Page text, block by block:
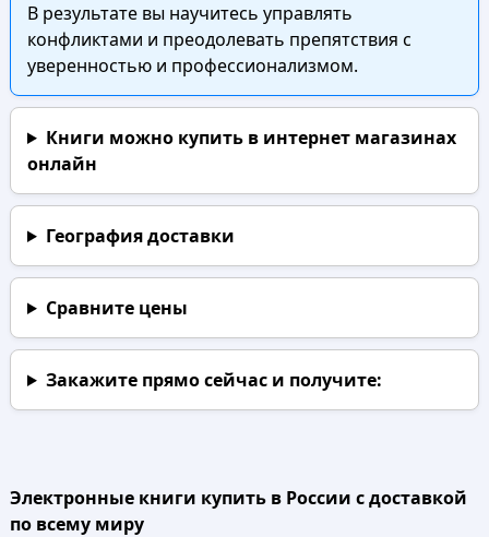
В результате вы научитесь управлять
конфликтами и преодолевать препятствия с
уверенностью и профессионализмом.
Книги можно купить в интернет магазинах
онлайн
География доставки
Сравните цены
Закажите прямо сейчаси получите:
Электронные книги купить в России с доставкой
по всему миру